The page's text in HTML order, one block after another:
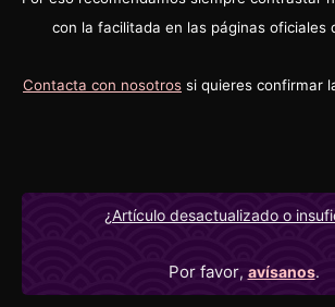
con la facilitada en las páginas oficiales
Contacta con nosotros si quieres confirmar
¿Artículo desactualizado o
Por favor, avísanos.